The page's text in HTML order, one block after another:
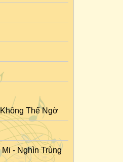
Thể Ngờ
- Nghìn Trùng